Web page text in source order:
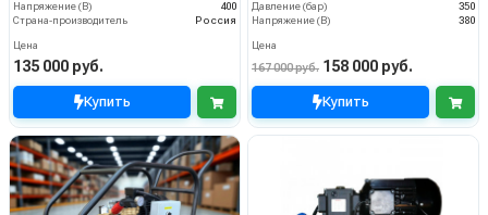
Напряжение (В)
400
Страна-производитель
Россия
Цена
135 000 руб.
Купить
Давление (бар)
350
Напряжение (В)
380
Цена
167 000 руб. 158 000 руб.
Купить